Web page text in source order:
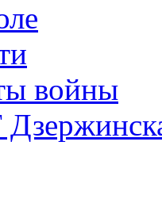
войны